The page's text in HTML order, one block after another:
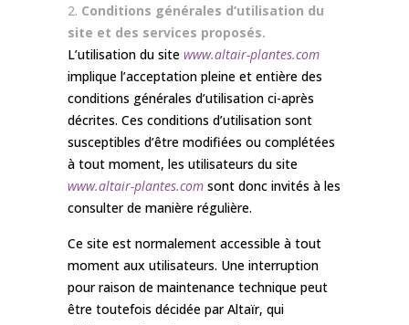
Conditions générales d’utilisation du
site et des services proposés.
L’utilisation du site www.altair-plantes.com
implique l’acceptation pleine et entière des
conditions générales d’utilisation ci-après
décrites. Ces conditions d’utilisation sont
susceptibles d’être modifiées ou complétées
à tout moment, les utilisateurs du site
www.altair-plantes.com sont donc invités à les
consulter de manière régulière.
Ce site est normalement accessible à tout
moment aux utilisateurs. Une interruption
pour raison de maintenance technique peut
être toutefois décidée par Altaïr, qui